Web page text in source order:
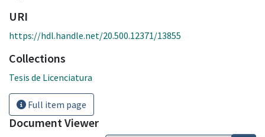
URI
https://hdl.handle.net/20.500.12371/13855
Collections
Tesis de Licenciatura
Full item page
Document Viewer